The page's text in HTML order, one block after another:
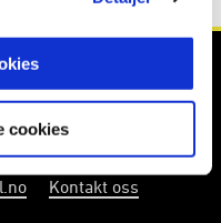
cookies
Kontakt oss